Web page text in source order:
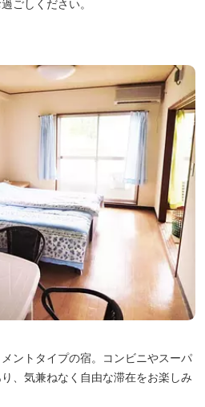
ごしください。
ントタイプの宿。コンビニやスーパ
、気兼ねなく自由な滞在をお楽しみ